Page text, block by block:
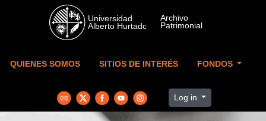
Skip to main content
QUIENES SOMOS SITIOS DE INTERÉS FONDOS
Log in